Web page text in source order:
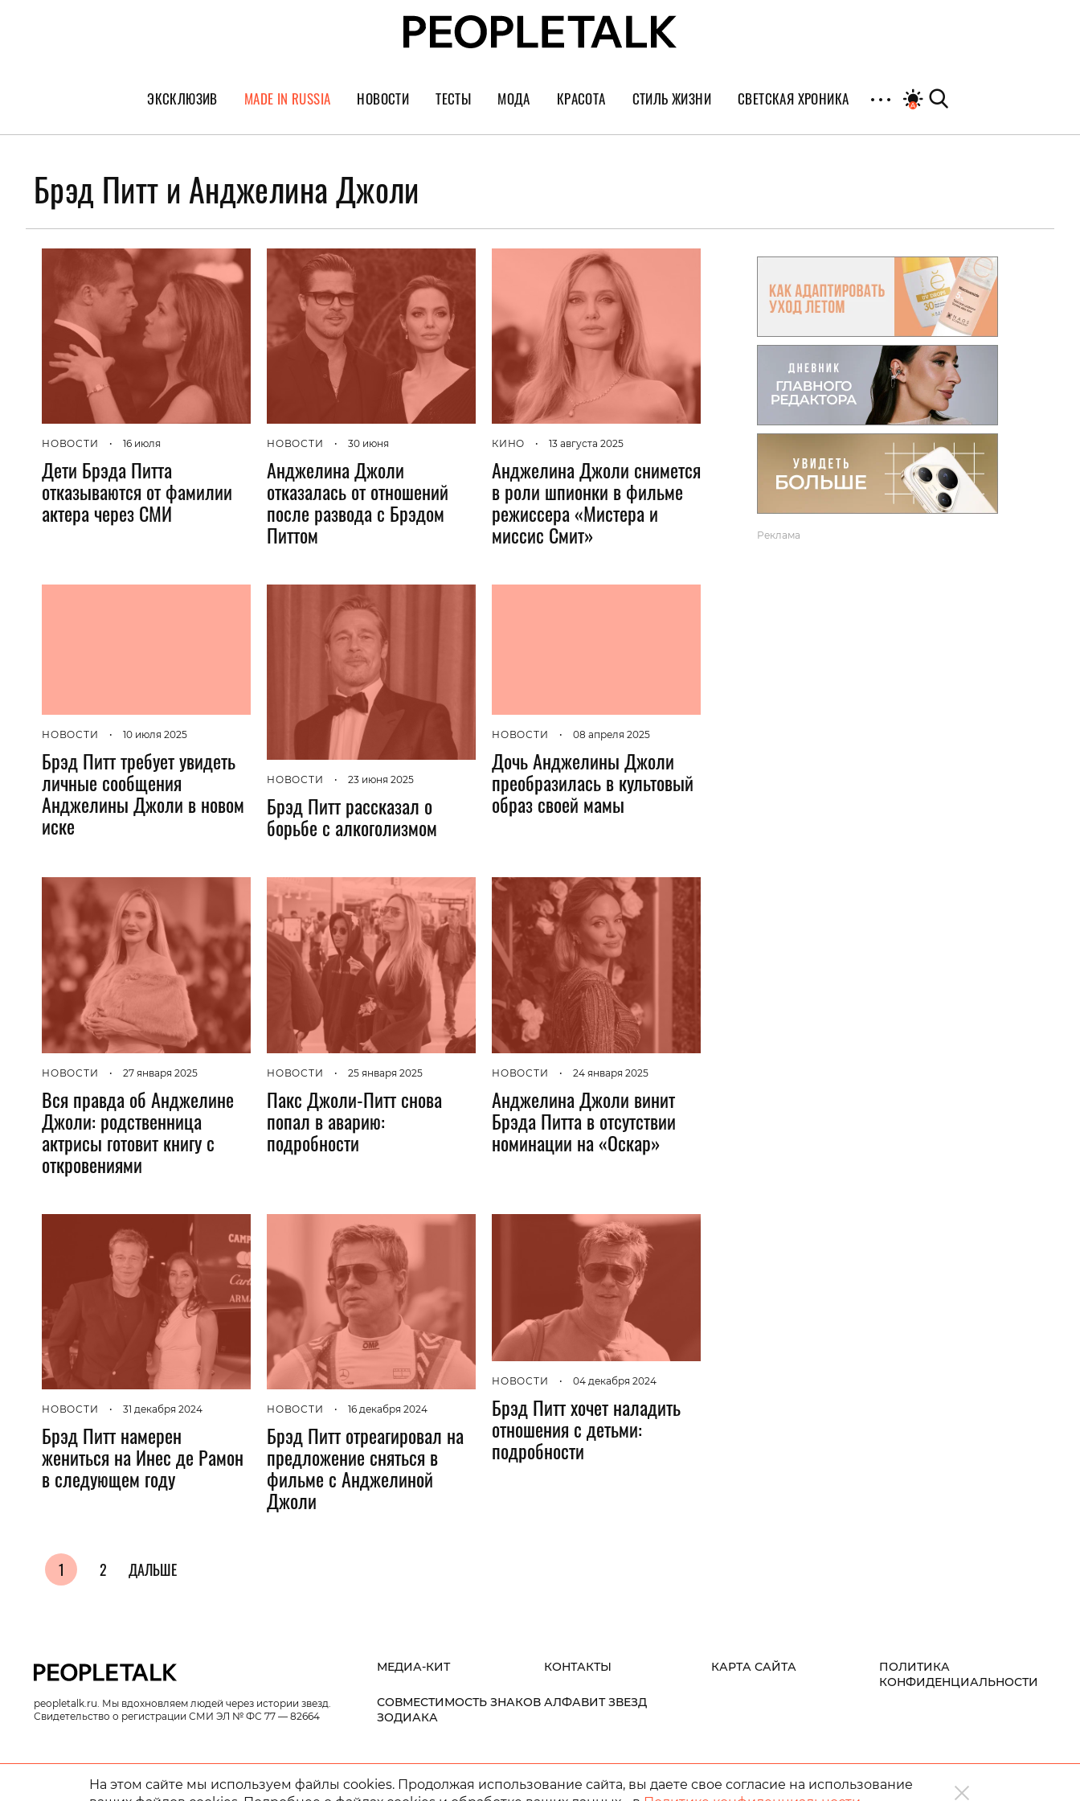
ЭКСКЛЮЗИВ
ГЕРОИ PEOPLETALK
ИНТЕРВЬЮ
ПОКОЛЕНИЕ
MADE IN RUSSIA НОВОСТИ ТЕСТЫ МОДА
Тренды
Украшения и часы
КРАСОТА
Уход за лицом
Парфюм
Спорт
Диеты
Пластика
СТИЛЬ ЖИЗНИ
Культура
Путешествия
Гаджеты и авто
Мнение Редакции
СВЕТСКАЯ ХРОНИКА
Брэд Питт и Анджелина Джоли
НОВОСТИ • 16 июля
Дети Брэда Питта
отказываются от фамилии
актера через СМИ
НОВОСТИ • 30 июня
Анджелина Джоли
отказалась от отношений
после развода с Брэдом
Питтом
КИНО • 13 августа 2025
Анджелина Джоли снимется
в роли шпионки в фильме
режиссера «Мистера и
миссис Смит»
НОВОСТИ • 10 июля 2025
Брэд Питт требует увидеть
личные сообщения
Анджелины Джоли в новом
иске
НОВОСТИ • 23 июня 2025
Брэд Питт рассказал о
борьбе с алкоголизмом
НОВОСТИ • 08 апреля 2025
Дочь Анджелины Джоли
преобразилась в культовый
образ своей мамы
НОВОСТИ • 27 января 2025
Вся правда об Анджелине
Джоли: родственница
актрисы готовит книгу с
откровениями
НОВОСТИ • 25 января 2025
Пакс Джоли-Питт снова
попал в аварию:
подробности
НОВОСТИ • 24 января 2025
Анджелина Джоли винит
Брэда Питта в отсутствии
номинации на «Оскар»
НОВОСТИ • 31 декабря 2024
Брэд Питт намерен
жениться на Инес де Рамон
в следующем году
НОВОСТИ • 16 декабря 2024
Брэд Питт отреагировал на
предложение сняться в
фильме с Анджелиной
Джоли
НОВОСТИ • 04 декабря 2024
Брэд Питт хочет наладить
отношения с детьми:
подробности
1 2 ДАЛЬШЕ
Реклама
peopletalk.ru. Мы вдохновляем людей через истории звезд.
Свидетельство о регистрации СМИ ЭЛ № ФС 77 — 82664
МЕДИА-КИТ КОНТАКТЫ КАРТА САЙТА
ПОЛИТИКА
КОНФИДЕНЦИАЛЬНОСТИ
СОВМЕСТИМОСТЬ ЗНАКОВ
ЗОДИАКА
АЛФАВИТ ЗВЕЗД
© 2014 - 2026
На этом сайте мы используем файлы cookies. Продолжая использование сайта, вы даете свое согласие на использование